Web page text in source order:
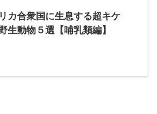
カ合衆国に生息する超キケ
生動物５選【哺乳類編】